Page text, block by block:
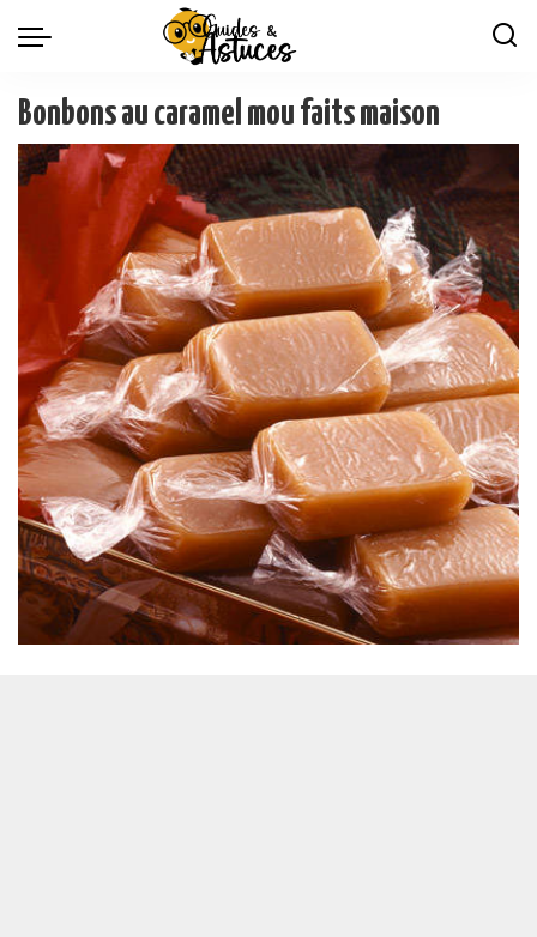
Bonbons au caramel mou faits maison